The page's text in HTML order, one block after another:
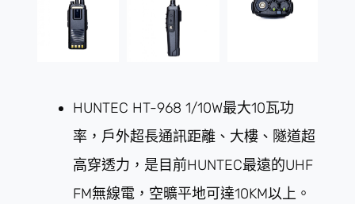
HUNTEC HT-968 1/10W最大10瓦功
率，戶外超長通訊距離、大樓、隧道超
高穿透力，是目前HUNTEC最遠的UHF
FM無線電，空曠平地可達10KM以上。